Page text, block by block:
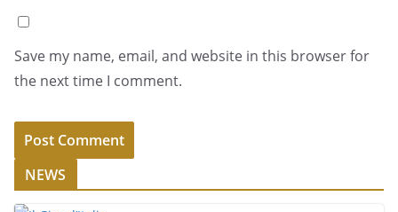
Save my name, email, and website in this browser for
the next time I comment.
NEWS